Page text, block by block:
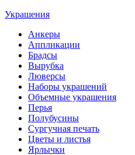
Украшения
Анкеры
Аппликации
Брадсы
Вырубка
Люверсы
Наборы украшений
Объемные украшения
Перья
Полубусины
Сургучная печать
Цветы и листья
Ярлычки